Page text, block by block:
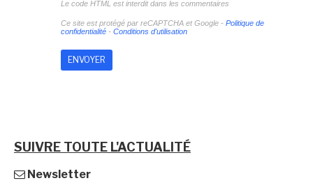
Le code HTML est interdit dans les commentaires
Ce site est protégé par reCAPTCHA et Google - Politique de
confidentialité- Conditions d'utilisation
SUIVRE TOUTE L'ACTUALITÉ
Newsletter